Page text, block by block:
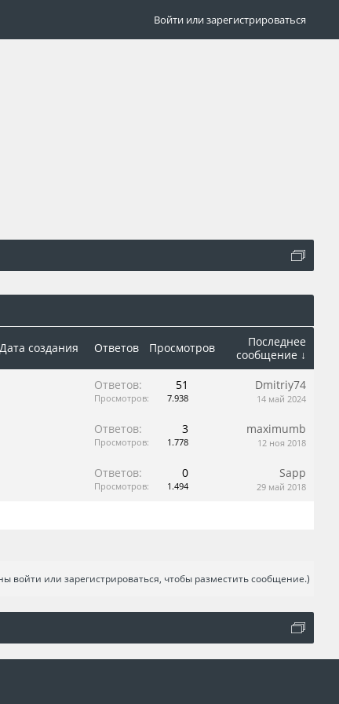
Дата создания Ответов Просмотров
Последнее
сообщение ↓
Ответов: 51
Просмотров: 7.938
Dmitriy74
14 май 2024
Ответов: 3
Просмотров: 1.778
maximumb
12 ноя 2018
Ответов: 0
Просмотров: 1.494
Sapp
29 май 2018
войти или зарегистрироваться, чтобы разместить сообщение.)
Войти или зарегистрироваться